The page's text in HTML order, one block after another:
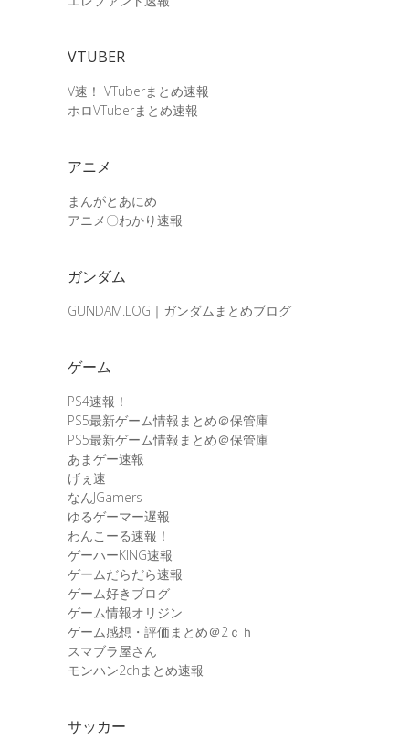
VTUBER
V速！ VTuberまとめ速報
ホロVTuberまとめ速報
アニメ
まんがとあにめ
アニメ〇わかり速報
ガンダム
GUNDAM.LOG｜ガンダムまとめブログ
ゲーム
PS4速報！
PS5最新ゲーム情報まとめ＠保管庫
PS5最新ゲーム情報まとめ＠保管庫
あまゲー速報
げぇ速
なんJGamers
ゆるゲーマー遅報
わんこーる速報！
ゲーハーKING速報
ゲームだらだら速報
ゲーム好きブログ
ゲーム情報オリジン
ゲーム感想・評価まとめ＠2ｃｈ
スマブラ屋さん
モンハン2chまとめ速報
サッカー